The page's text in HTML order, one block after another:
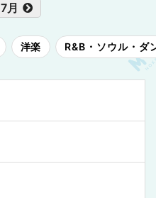
7月
洋楽 R&B・ソウル・ダ